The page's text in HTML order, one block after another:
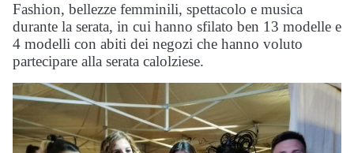
Fashion, bellezze femminili, spettacolo e musica
durante la serata, in cui hanno sfilato ben 13 modelle e
4 modelli con abiti dei negozi che hanno voluto
partecipare alla serata calolziese.